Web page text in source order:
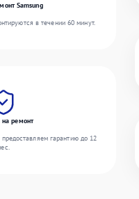
Samsung
в течении 60 минут.
на ремонт
гарантию до 12